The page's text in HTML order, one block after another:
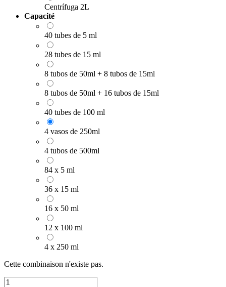
Centrífuga 2L
Capacité
40 tubes de 5 ml
28 tubes de 15 ml
8 tubos de 50ml + 8 tubos de 15ml
8 tubos de 50ml + 16 tubos de 15ml
40 tubes de 100 ml
4 vasos de 250ml
4 tubos de 500ml
84 x 5 ml
36 x 15 ml
16 x 50 ml
12 x 100 ml
4 x 250 ml
Cette combinaison n'existe pas.